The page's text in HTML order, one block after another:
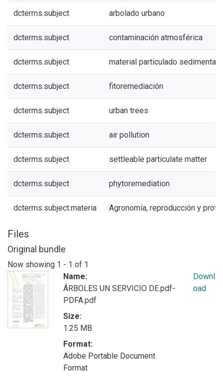
dcterms.subject arbolado urbano
dcterms.subject contaminación atmosférica
dcterms.subject material particulado
dcterms.subject fitoremediación
dcterms.subject urban trees
dcterms.subject air pollution
dcterms.subject settleable particulate matter
dcterms.subject phytoremediation
dcterms.subject.materia Agronomía, reproducción y
Files
Original bundle
Now showing 1 - 1 of 1
Name:
ÁRBOLES UN SERVICIO DE.pdf-
PDFA.pdf
Size:
1.25 MB
Format:
Adobe Portable Document
Format
Downl
oad